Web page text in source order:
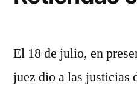
El 18 de julio, en
juez dio a las justicias